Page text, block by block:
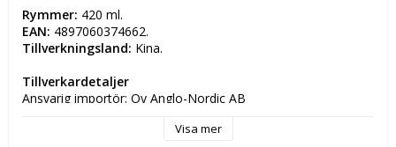
Rymmer: 420 ml.
EAN: 4897060374662.
Tillverkningsland: Kina.
Tillverkardetaljer
Ansvarig importör: Oy Anglo-Nordic AB
myynti@anglo.fi
Visa mer